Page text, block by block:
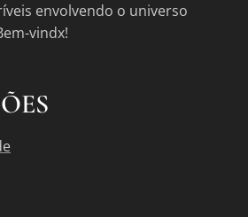
envolvendo o universo
vindx!